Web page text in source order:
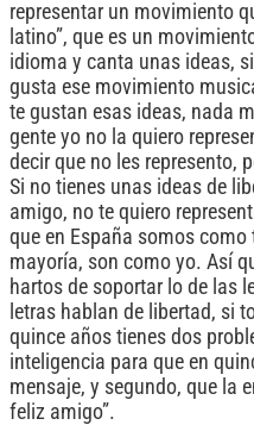
representar un movimiento
latino”, que es un
idioma y canta unas ideas,
gusta ese movimiento
te gustan esas ideas, nada
gente yo no la quiero
decir que no les represento,
Si no tienes unas ideas de
amigo, no te quiero
que en España somos como
mayoría, son como yo. Así
hartos de soportar lo de las
letras hablan de libertad, si
quince años tienes dos
inteligencia para que en
mensaje, y segundo, que la
feliz amigo”.